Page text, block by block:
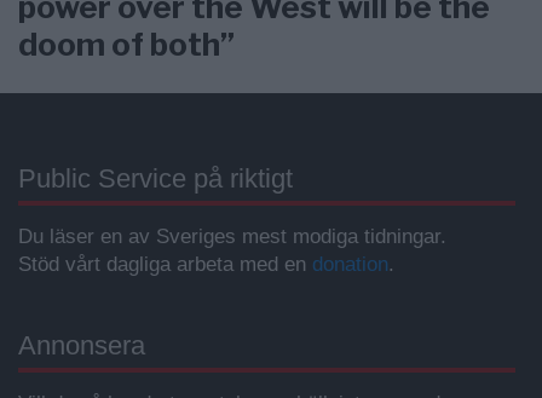
doom of both”
Public Service på riktigt
Du läser en av Sveriges mest modiga tidningar.
Stöd vårt dagliga arbeta med en donation.
Annonsera